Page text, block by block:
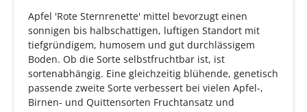
Apfel 'Rote Sternrenette' mittel bevorzugt einen
sonnigen bis halbschattigen, luftigen Standort mit
tiefgründigem, humosem und gut durchlässigem
Boden. Ob die Sorte selbstfruchtbar ist, ist
sortenabhängig. Eine gleichzeitig blühende, genetisch
passende zweite Sorte verbessert bei vielen Apfel-,
Birnen- und Quittensorten Fruchtansatz und